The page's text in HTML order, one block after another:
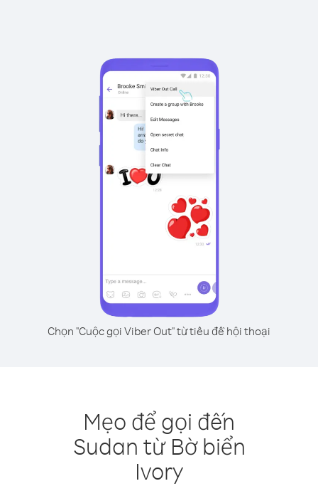
Chọn "Cuộc gọi Viber Out" từ tiêu đề hội thoại
Mẹo để gọi đến
Sudan từ Bờ biển
Ivory